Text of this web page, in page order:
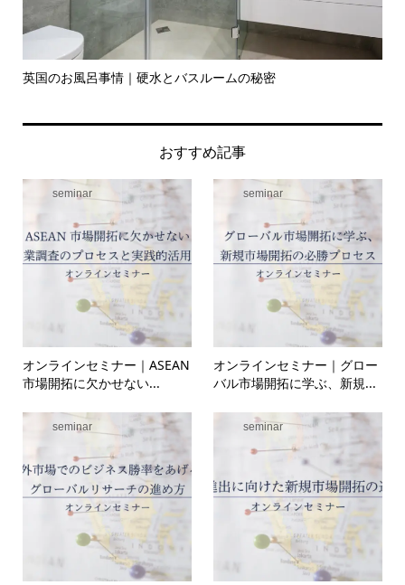
英国のお風呂事情｜硬水とバスルームの秘密
おすすめ記事
seminar
オンラインセミナー｜ASEAN
市場開拓に欠かせない...
seminar
オンラインセミナー｜グロー
バル市場開拓に学ぶ、新規...
seminar seminar